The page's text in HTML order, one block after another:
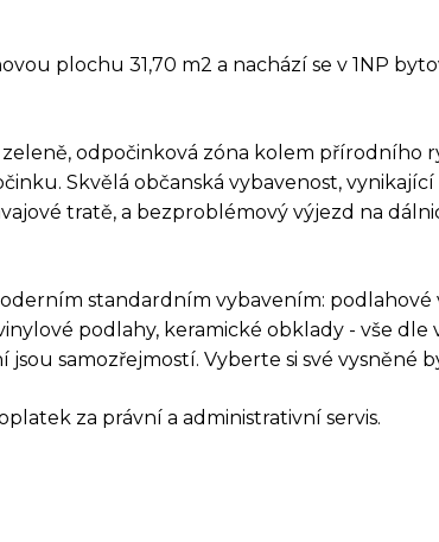
plochu 31,70 m2 a nachází se v 1NP
odpočinková zóna kolem přírodního
Skvělá občanská vybavenost,
tratě, a bezproblémový výjezd na
standardním vybavením: podlahové
podlahy, keramické obklady - vše dle
samozřejmostí. Vyberte si své vysněné
za právní a administrativní servis.